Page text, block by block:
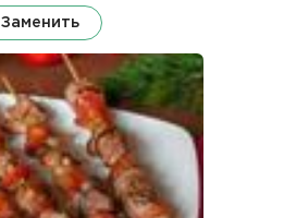
Заменить